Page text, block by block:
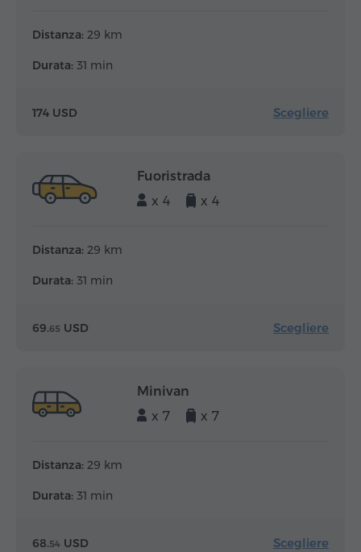
Distanza: 29 km
Durata: 31 min
174 USD Scegliere
Fuoristrada
x 4
x 4
Distanza: 29 km
Durata: 31 min
69.65 USD Scegliere
Minivan
x 7
x 7
Distanza: 29 km
Durata: 31 min
68.54 USD Scegliere